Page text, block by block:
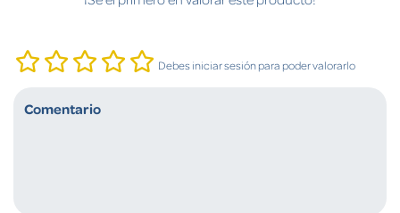
Debes iniciar sesión para poder valorarlo